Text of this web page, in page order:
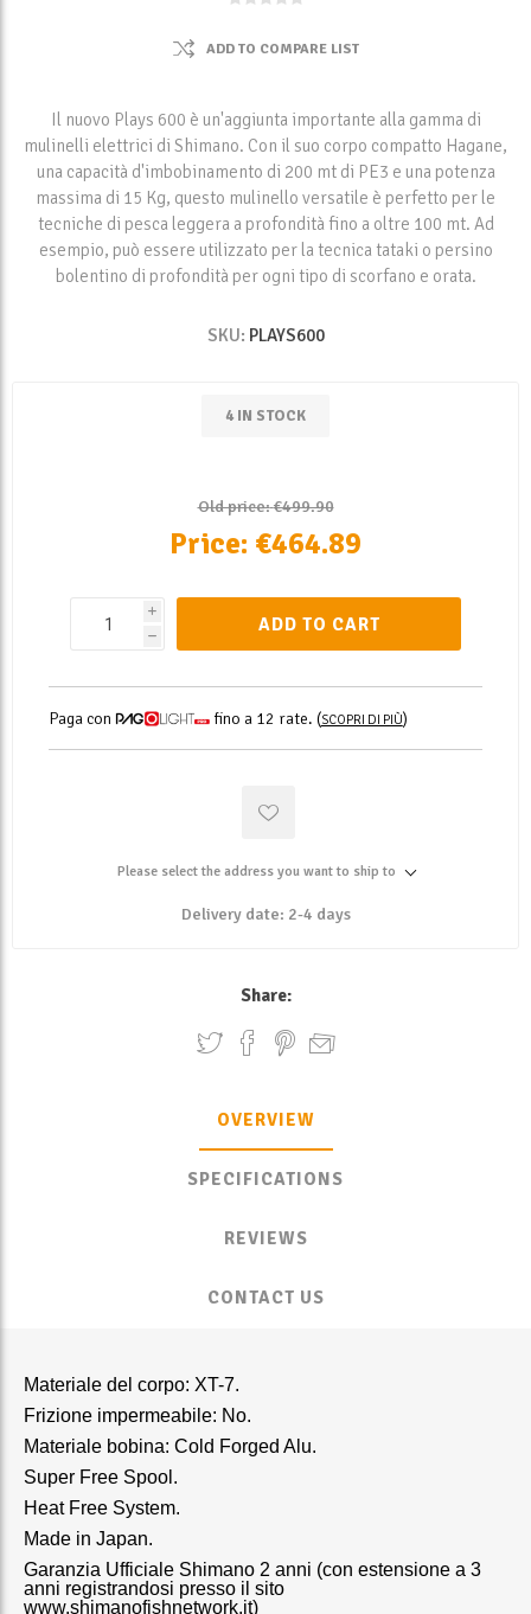
ADD TO COMPARE LIST
Il nuovo Plays 600 è un'aggiunta importante alla gamma di
mulinelli elettrici di Shimano. Con il suo corpo compatto Hagane,
una capacità d'imbobinamento di 200 mt di PE3 e una potenza
massima di 15 Kg, questo mulinello versatile è perfetto per le
tecniche di pesca leggera a profondità fino a oltre 100 mt. Ad
esempio, può essere utilizzato per la tecnica tataki o persino
bolentino di profondità per ogni tipo di scorfano e orata.
SKU: PLAYS600
4 IN STOCK
Old price:€499.90
Price: €464.89
i
h
ADD TO CART
Paga con fino a 12 rate. (SCOPRI DI PIÙ)
Please select the address you want to ship to
Delivery date: 2-4 days
Share:
OVERVIEW
SPECIFICATIONS
REVIEWS
CONTACT US
Materiale del corpo: XT-7.
Frizione impermeabile: No.
Materiale bobina: Cold Forged Alu.
Super Free Spool.
Heat Free System.
Made in Japan.
Garanzia Ufficiale Shimano 2 anni (con estensione a 3
anni registrandosi presso il sito
www.shimanofishnetwork.it)